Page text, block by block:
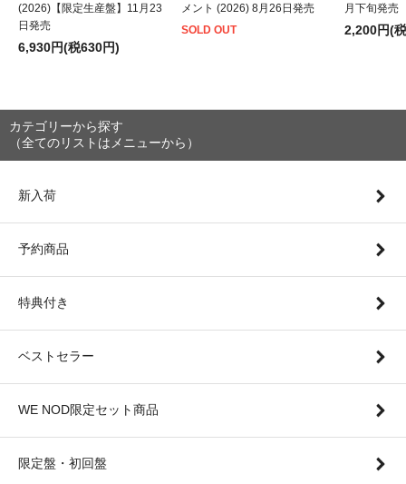
(2026)【限定生産盤】11月23
日発売
6,930円(税630円)
メント (2026) 8月26日発売
SOLD OUT
月下旬発売
2,200円(
カテゴリーから探す
（全てのリストはメニューから）
新入荷
予約商品
特典付き
ベストセラー
WE NOD限定セット商品
限定盤・初回盤